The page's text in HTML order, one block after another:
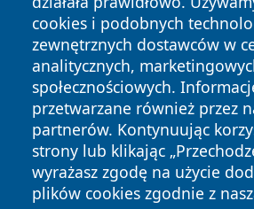
cookies i podobnych
zewnętrznych dostawców w
analitycznych,
społecznościowych.
przetwarzane również przez
partnerów. Kontynuując
strony lub klikając
wyrażasz zgodę na użycie
plików cookies zgodnie z
Copyright © 2026
zastrzeżone.
News Autorzy
Polityka
Prywatności